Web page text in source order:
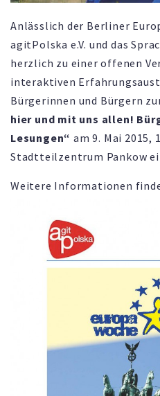
Anlässlich der Berliner
agitPolska e.V. und das
herzlich zu einer offenen
interaktiven
Bürgerinnen und Bürgern
hier und mit uns allen!
Lesungen“ am 9. Mai 2015,
Stadtteilzentrum Pankow
Weitere Informationen